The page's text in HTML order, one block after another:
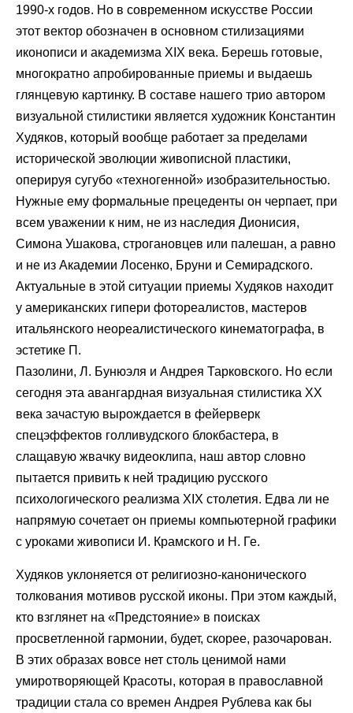
1990-х годов. Но в современном искусстве России
этот вектор обозначен в основном стилизациями
иконописи и академизма XIX века. Берешь готовые,
многократно апробированные приемы и выдаешь
глянцевую картинку. В составе нашего трио автором
визуальной стилистики является художник Константин
Худяков, который вообще работает за пределами
исторической эволюции живописной пластики,
оперируя сугубо «техногенной» изобразительностью.
Нужные ему формальные прецеденты он черпает, при
всем уважении к ним, не из наследия Дионисия,
Симона Ушакова, строгановцев или палешан, а равно
и не из Академии Лосенко, Бруни и Семирадского.
Актуальные в этой ситуации приемы Худяков находит
у американских гипери фотореалистов, мастеров
итальянского неореалистического кинематографа, в
эстетике П.
Пазолини, Л. Бунюэля и Андрея Тарковского. Но если
сегодня эта авангардная визуальная стилистика XX
века зачастую вырождается в фейерверк
спецэффектов голливудского блокбастера, в
слащавую жвачку видеоклипа, наш автор словно
пытается привить к ней традицию русского
психологического реализма XIX столетия. Едва ли не
напрямую сочетает он приемы компьютерной графики
с уроками живописи И. Крамского и Н. Ге.
Худяков уклоняется от религиозно-канонического
толкования мотивов русской иконы. При этом каждый,
кто взглянет на «Предстояние» в поисках
просветленной гармонии, будет, скорее, разочарован.
В этих образах вовсе нет столь ценимой нами
умиротворяющей Красоты, которая в православной
традиции стала со времен Андрея Рублева как бы